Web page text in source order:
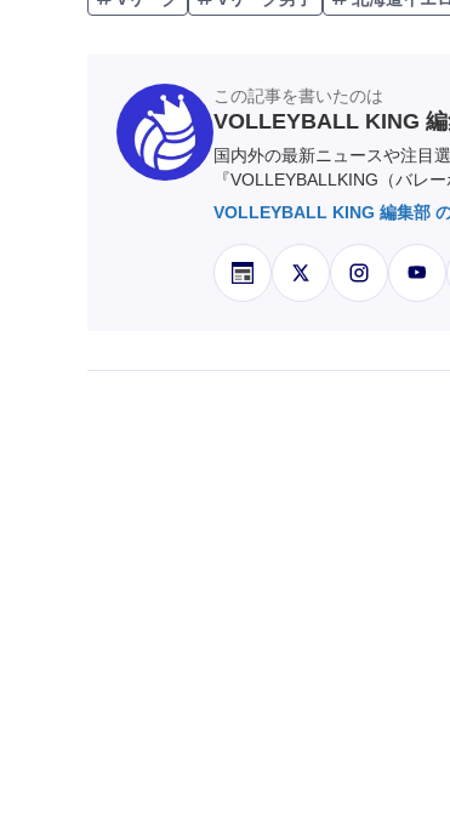
この記事を書いたのは
VOLLEYBALL KING
国内外の最新ニュースや注目
『VOLLEYBALLKING（バレ
VOLLEYBALL KING 編集部